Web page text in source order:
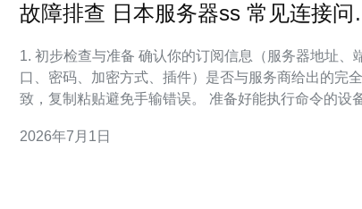
故障排查 日本服务器ss 常见连接问
1. 初步检查与准备 确认你的订阅信息（服务器地址、
口、密码、加密方式、插件）是否与服务商给出的完
致，复制粘贴避免手输错误。 准备好能执行命令的设
Android 或 iOS 客户端），并记下本机代理端口（如
2026年7月1日